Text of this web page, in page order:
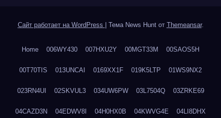
Сайт работает на WordPress Тема News Hunt от Themeansar.
Home 006WY430 007HXU2Y 00MGT33M 00SAOS5H
00T70TIS 013UNCAI 0169XX1F 019K5LTP 01WS9NX2
023RN4UI 02SKVUL3 034UW6PW 03L7504Q 03ZRKE69
04CAZD3N 04EDWV8I 04H0HX0B 04KWVG4E 04LI8DHX